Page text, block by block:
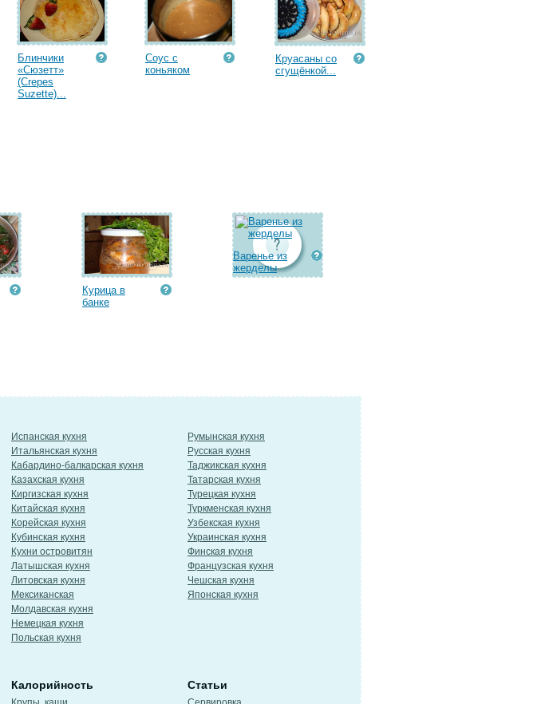
Блинчики
«Сюзетт»
(Crepes
Suzette)...
Соус с
коньяком
Круасаны со
сгущёнкой...
Курица в
банке
Варенье из
жерделы
Испанская кухня
Итальянская кухня
Кабардино-балкарская кухня
Казахская кухня
Киргизская кухня
Китайская кухня
Корейская кухня
Кубинская кухня
Кухни островитян
Латышская кухня
Литовская кухня
Мексиканская
Молдавская кухня
Немецкая кухня
Польская кухня
Румынская кухня
Русская кухня
Таджикская кухня
Татарская кухня
Турецкая кухня
Туркменская кухня
Узбекская кухня
Украинская кухня
Финская кухня
Французская кухня
Чешская кухня
Японская кухня
Калорийность Статьи